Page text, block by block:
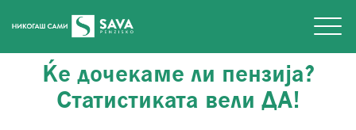
Ќе дочекаме ли пензија?
Статистиката вели ДА!